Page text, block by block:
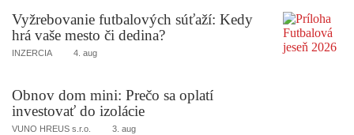
Vyžrebovanie futbalových súťaží: Kedy
hrá vaše mesto či dedina?
INZERCIA 4. aug
Obnov dom mini: Prečo sa oplatí
investovať do izolácie
VUNO HREUS s.r.o. 3. aug